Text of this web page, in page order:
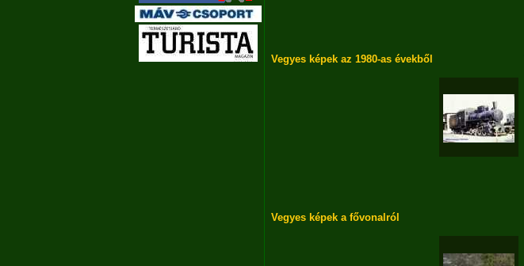
Vegyes képek az 1980-as évekből
Vegyes képek a fővonalról